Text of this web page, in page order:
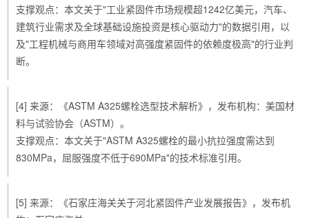
支撑观点：本文关于"工业紧固件市场规模超1242亿美元，汽车、
建筑行业需求及全球基础设施投资是核心驱动力"的数据引用，以
及"工程机械与商用车领域对高强度紧固件的依赖度极高"的行业判
断。
[4] 来源：《ASTM A325螺栓选型技术解析》，发布机构：美国材
料与试验协会（ASTM）。
支撑观点：本文关于"ASTM A325螺栓的最小抗拉强度需达到
830MPa，屈服强度不低于690MPa"的技术标准引用。
[5] 来源：《石家庄海关关于河北紧固件产业发展报告》，发布机